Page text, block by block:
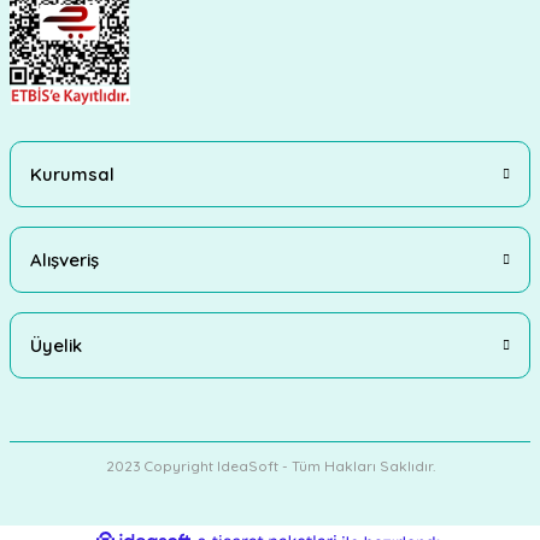
Kurumsal
Alışveriş
Üyelik
2023 Copyright IdeaSoft - Tüm Hakları Saklıdır.